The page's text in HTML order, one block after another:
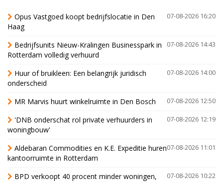
07-08-2026 16:20
Opus Vastgoed koopt bedrijfslocatie in Den
Haag
07-08-2026 14:43
Bedrijfsunits Nieuw-Kralingen Businesspark in
Rotterdam volledig verhuurd
07-08-2026 14:00
Huur of bruikleen: Een belangrijk juridisch
onderscheid
07-08-2026 12:50
MR Marvis huurt winkelruimte in Den Bosch
07-08-2026 12:19
'DNB onderschat rol private verhuurders in
woningbouw'
07-08-2026 11:01
Aldebaran Commodities en K.E. Expeditie huren
kantoorruimte in Rotterdam
07-08-2026 10:22
BPD verkoopt 40 procent minder woningen,